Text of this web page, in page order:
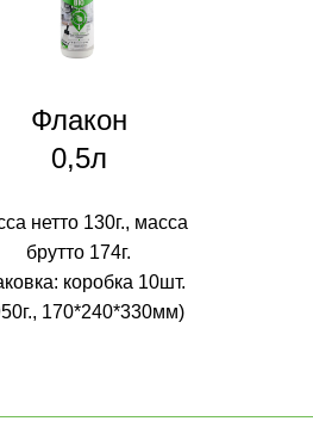
Флакон
0,5л
нетто 130г., масса
брутто 174г.
коробка 10шт.
170*240*330мм)